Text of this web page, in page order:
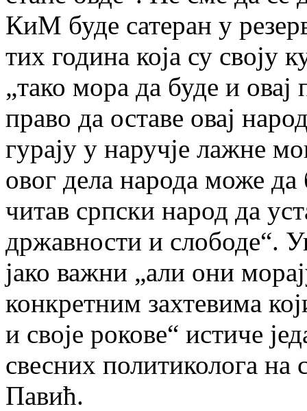
КиМ буде сатеран у
тих година која су своју
„тако мора да буде и овај
право да оставе овај
гурају у наручје лажне
овог дела народа може да
читав српски народ да
државности и слободе“.
јако важни „али они
конкретним захтевима
и своје рокове“ истиче
свесних политиколога на
Павић.